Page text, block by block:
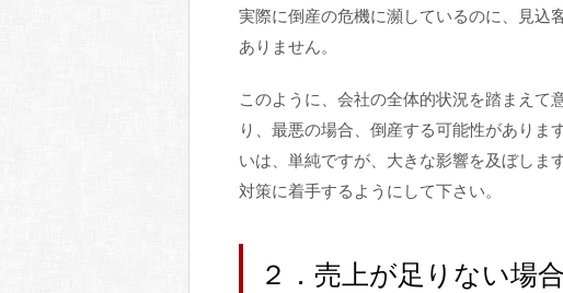
実際に倒産の危機に瀕しているのに、見込
ありません。
このように、会社の全体的状況を踏まえて
り、最悪の場合、倒産する可能性があり
いは、単純ですが、大きな影響を及ぼしま
対策に着手するようにして下さい。
２．売上が足りない場